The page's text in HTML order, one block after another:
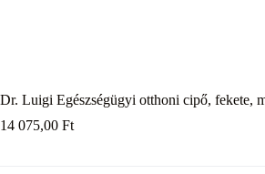
Dr. Luigi Egészségügyi otthoni cipő, fekete,
14 075,00 Ft